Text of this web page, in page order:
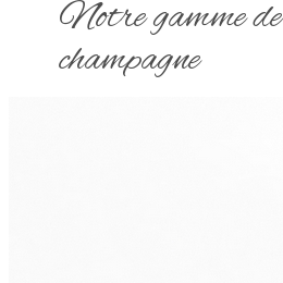
Notre gamme de
champagne